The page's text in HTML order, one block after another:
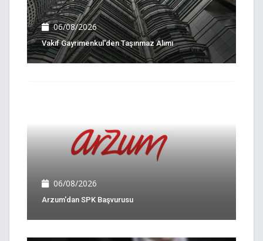
06/08/2026
Vakıf Gayrimenkul'den Taşınmaz Alımı
06/08/2026
Arzum'dan SPK Başvurusu